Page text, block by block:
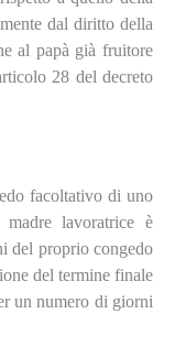
dal diritto della
al papà già fruitore
28 del decreto
facoltativo di uno
lavoratrice è
del proprio congedo
del termine finale
un numero di giorni